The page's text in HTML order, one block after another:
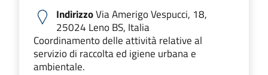
IndirizzoVia Amerigo Vespucci, 18,
25024 Leno BS, Italia
Coordinamento delle attività relative al
servizio di raccolta ed igiene urbana e
ambientale.